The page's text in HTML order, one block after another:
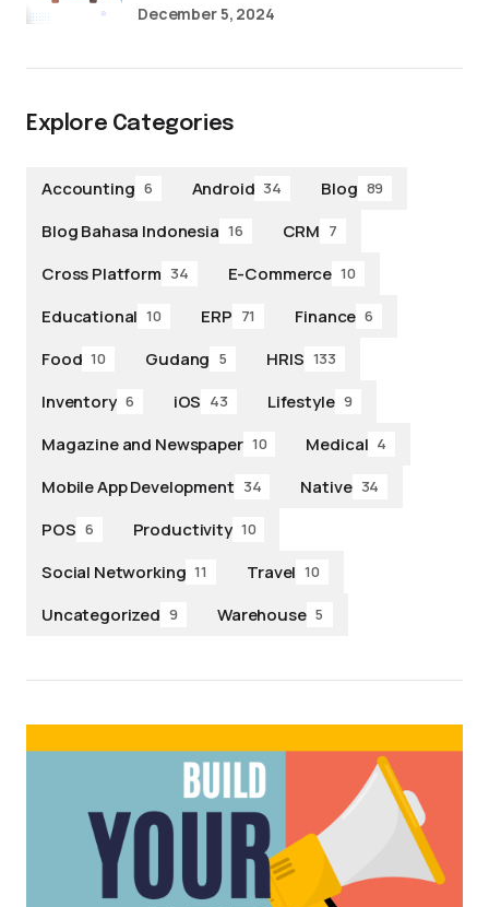
December 5, 2024
Explore Categories
Accounting 6 Android 34 Blog 89
Blog Bahasa Indonesia 16 CRM 7
Cross Platform 34 E-Commerce 10
Educational 10 ERP 71 Finance 6
Food 10 Gudang 5 HRIS 133
Inventory 6 iOS 43 Lifestyle 9
Magazine and Newspaper 10 Medical 4
Mobile App Development 34 Native 34
POS 6 Productivity 10
Social Networking 11 Travel 10
Uncategorized 9 Warehouse 5